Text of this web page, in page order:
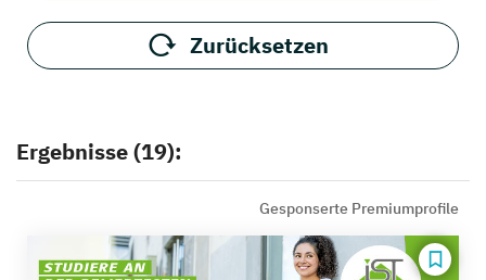
Zurücksetzen
Ergebnisse (19):
Gesponserte Premiumprofile